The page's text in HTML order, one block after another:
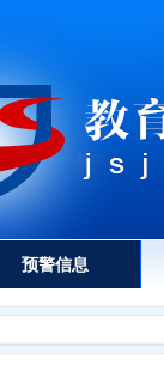
预警信息